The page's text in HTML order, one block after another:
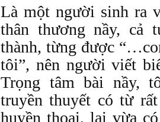
Là một người sinh ra
thân thương nầy, cả
thành, từng được
tôi”, nên người viết
Trọng tâm bài nầy,
truyền thuyết có từ
huyền thoại, lại vừa